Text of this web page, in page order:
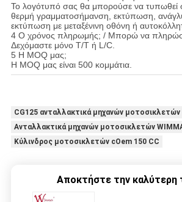
Το λογότυπό σας θα μπορούσε να τυπωθεί
θερμή γραμματοσήμανση, εκτύπωση,
εκτύπωση με μεταξένινη οθόνη ή
4 Ο χρόνος πληρωμής; / Μπορώ να
Δεχόμαστε μόνο T/T ή L/C.
5 Η MOQ μας;
Η MOQ μας είναι 500 κομμάτια.
CG125 ανταλλακτικά μηχανών μοτοσικλετών
Ανταλλακτικά μηχανών μοτοσικλετών
Κύλινδρος μοτοσικλετών cOem 150 CC
Αποκτήστε την καλύτερη